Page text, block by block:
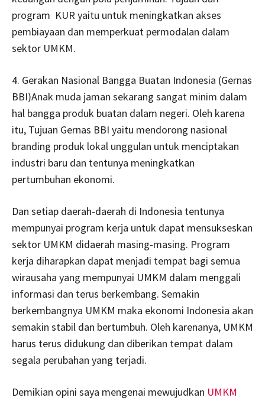
program KUR yaitu untuk meningkatkan akses
pembiayaan dan memperkuat permodalan dalam
sektor UMKM.
4. Gerakan Nasional Bangga Buatan Indonesia (Gernas
BBI)Anak muda jaman sekarang sangat minim dalam
hal bangga produk buatan dalam negeri. Oleh karena
itu, Tujuan Gernas BBI yaitu mendorong nasional
branding produk lokal unggulan untuk menciptakan
industri baru dan tentunya meningkatkan
pertumbuhan ekonomi.
Dan setiap daerah-daerah di Indonesia tentunya
mempunyai program kerja untuk dapat mensukseskan
sektor UMKM didaerah masing-masing. Program
kerja diharapkan dapat menjadi tempat bagi semua
wirausaha yang mempunyai UMKM dalam menggali
informasi dan terus berkembang. Semakin
berkembangnya UMKM maka ekonomi Indonesia akan
semakin stabil dan bertumbuh. Oleh karenanya, UMKM
harus terus didukung dan diberikan tempat dalam
segala perubahan yang terjadi.
Demikian opini saya mengenai mewujudkan UMKM